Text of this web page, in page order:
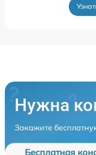
Нужна
Закажите
Бесплатная